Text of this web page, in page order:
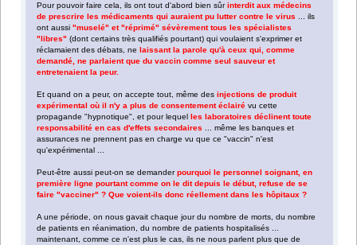
Pour pouvoir faire cela, ils ont tout d'abord bien sûrinterdit aux médecins
de prescrire les médicaments qui auraient pu lutter contre le virus ... ils
ont aussi"muselé" et "réprimé" sévèrement tous les spécialistes
"libres" (dont certains très qualifiés pourtant) qui voulaient s'exprimer et
réclamaient des débats, nelaissant la parole qu'à ceux qui, comme
demandé, ne parlaient que du vaccin comme seul sauveur et
entretenaient la peur.
Et quand on a peur, on accepte tout, même desinjections de produit
expérimental où il n'y a plus de consentement éclairé vu cette
propagande "hypnotique", et pour lequelles laboratoires déclinent toute
responsabilité en cas d'effets secondaires ... même les banques et
assurances ne prennent pas en charge vu que ce "vaccin" n'est
qu'expérimental ...
Peut-être aussi peut-on se demanderpourquoi le personnel soignant, en
première ligne pourtant comme on le dit depuis le début, refuse de se
faire "vacciner" ? Que voient-ils donc réellement dans les hôpitaux ?
A une période, on nous gavait chaque jour du nombre de morts, du nombre
de patients en réanimation, du nombre de patients hospitalisés ...
maintenant, comme ce n'est plus le cas, ils ne nous parlent plus que de